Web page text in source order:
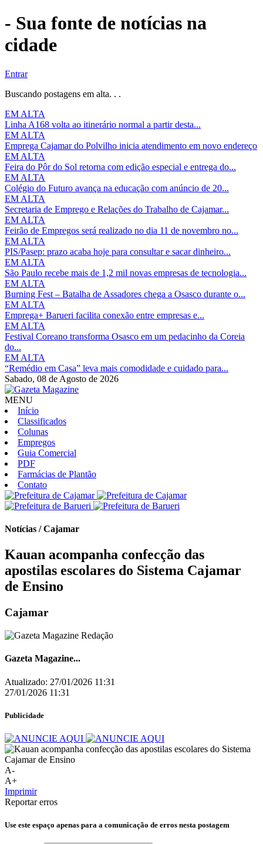
- Sua fonte de notícias na
cidade
Entrar
Buscando postagens em alta. . .
EM ALTA
Linha A168 volta ao itinerário normal a partir desta...
EM ALTA
Emprega Cajamar do Polvilho inicia atendimento em novo endereço
EM ALTA
Feira do Pôr do Sol retorna com edição especial e entrega do...
EM ALTA
Colégio do Futuro avança na educação com anúncio de 20...
EM ALTA
Secretaria de Emprego e Relações do Trabalho de Cajamar...
EM ALTA
Feirão de Empregos será realizado no dia 11 de novembro no...
EM ALTA
PIS/Pasep: prazo acaba hoje para consultar e sacar dinheiro...
EM ALTA
São Paulo recebe mais de 1,2 mil novas empresas de tecnologia...
EM ALTA
Burning Fest – Batalha de Assadores chega a Osasco durante o...
EM ALTA
Emprega+ Barueri facilita conexão entre empresas e...
EM ALTA
Festival Coreano transforma Osasco em um pedacinho da Coreia
do...
EM ALTA
“Remédio em Casa” leva mais comodidade e cuidado para...
Sabado, 08 de Agosto de 2026
MENU
Início
Classificados
Colunas
Empregos
Guia Comercial
PDF
Farmácias de Plantão
Contato
Notícias / Cajamar
Kauan acompanha confecção das
apostilas escolares do Sistema Cajamar
de Ensino
Cajamar
Gazeta Magazine...
Atualizado: 27/01/2026 11:31
27/01/2026 11:31
Publicidade
A-
A+
Imprimir
Reportar erros
Use este espaço apenas para a comunicação de erros nesta postagem